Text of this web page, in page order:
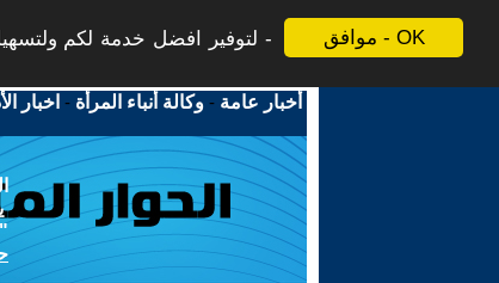
موافق - OK
لتوفير افضل خدمة لكم
أخبار عامة -وكالة أنباء المرأة - اخبار